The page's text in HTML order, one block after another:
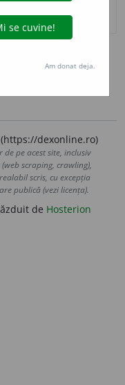
dexonline.ro)
pe acest site, inclusiv
scraping, crawling),
scris, cu excepția
publică (vezi licența).
de Hosterion
Am donat deja.